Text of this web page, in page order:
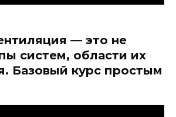
— это не
систем, области их
Базовый курс простым